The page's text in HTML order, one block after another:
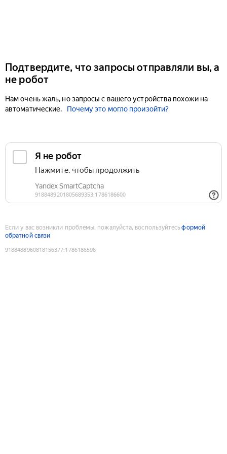
Подтвердите, что запросы отправляли вы, а
не робот
Нам очень жаль, но запросы с вашего устройства похожи на
автоматические.
Почему это могло произойти?
Если у вас возникли проблемы, пожалуйста, воспользуйтесьформой
обратной связи
9188488960818156377:1786186596